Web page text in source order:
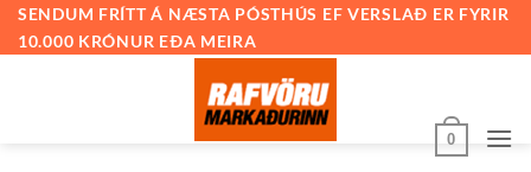
SkipSENDUM FRÍTT Á NÆSTA PÓSTHÚS EF VERSLAÐ ER FYRIR
10.000 KRÓNUR EÐA MEIRA
0